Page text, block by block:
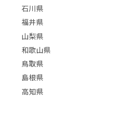
石川県
福井県
山梨県
和歌山県
鳥取県
島根県
高知県